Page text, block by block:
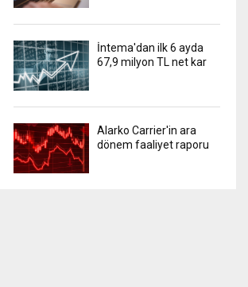
İntema'dan ilk 6 ayda
67,9 milyon TL net kar
Alarko Carrier'in ara
dönem faaliyet raporu